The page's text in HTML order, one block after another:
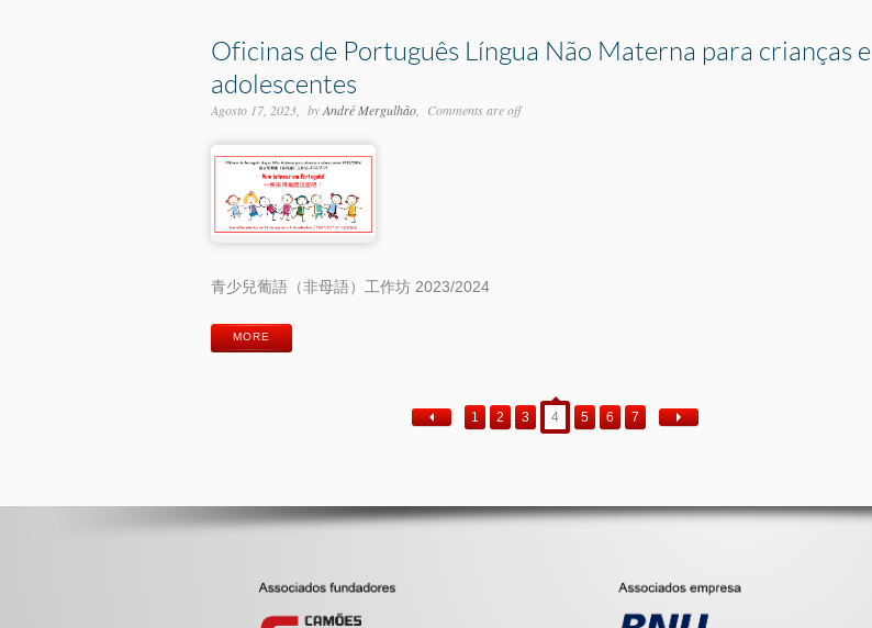
Oficinas de Português Língua Não Materna para crianças e
adolescentes
Agosto 17, 2023 byAndré Mergulhão Comments are off
青少兒葡語（非母語）工作坊 2023/2024
MORE
1 2 3 4 5 6 7